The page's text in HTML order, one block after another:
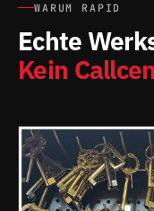
WARUM RAPID
Echte
Kein